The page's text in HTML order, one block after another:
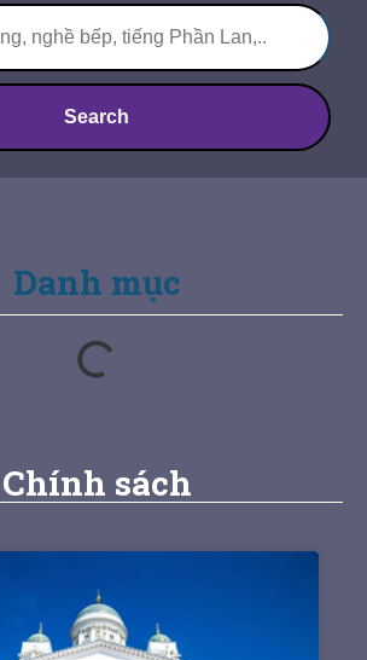
Search
Danh mục
Chính sách